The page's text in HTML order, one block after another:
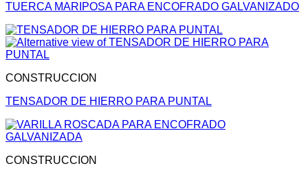
TUERCA MARIPOSA PARA ENCOFRADO GALVANIZADO
CONSTRUCCION
TENSADOR DE HIERRO PARA PUNTAL
CONSTRUCCION